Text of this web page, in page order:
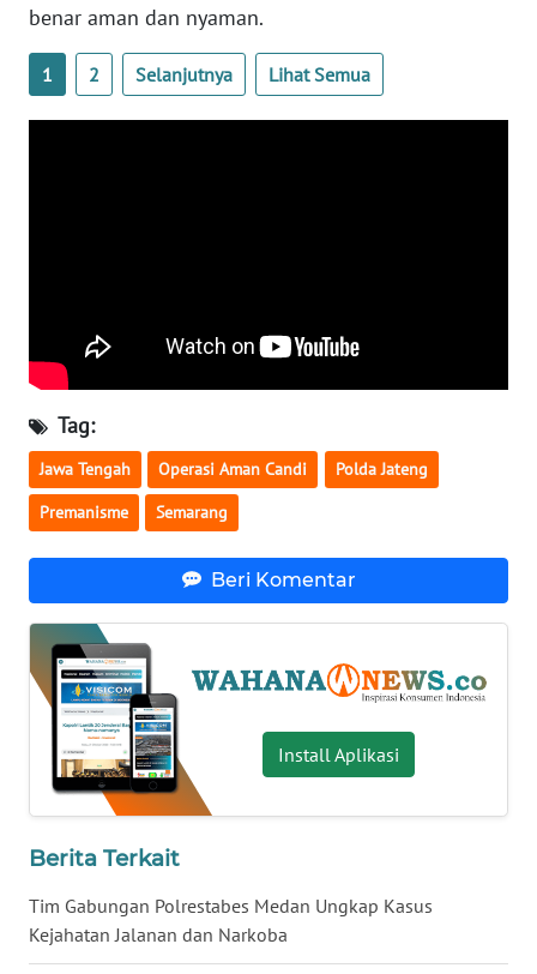
benar aman dan nyaman.
1 2 Selanjutnya Lihat Semua
Tag:
Jawa Tengah Operasi Aman Candi Polda Jateng
Premanisme Semarang
Beri Komentar
Install Aplikasi
Berita Terkait
Tim Gabungan Polrestabes Medan Ungkap Kasus
Kejahatan Jalanan dan Narkoba
NTT
WN
KEPRI
WN
RIAU
WN
SERAMBI
WN
WN
SULTRA
WN
NTB
SULTENG
WN
SULBAR